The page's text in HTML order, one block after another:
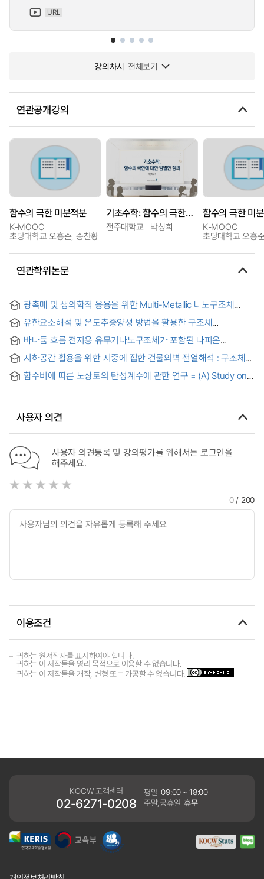
URL
강의차시 전체보기
연관공개강의
함수의 극한 미분적분
K-MOOC
초당대학교 오흥준, 송찬황
기초수학: 함수의 극한에 대한 엄밀한 정의
전주대학교 박성희
함수의 극한 미
K-MOOC
초당대학교 오흥
연관학위논문
광촉매 및 생의학적 응용을 위한 Multi-Metallic 나노구조체
유한요소해석 및 온도추종양생 방법을 활용한 구조체
Evaluation of Compressive Strength of Structural Concrete
Using Finite Element Hydration Analysis and Temperature-
Matched Curing
바나듐 흐름 전지용 유무기나노구조체가 포함된 나피온
지하공간 활용을 위한 지중에 접한 건물외벽 전열해석 : 구조체
covered underground wall for basement floor : focused on
함수비에 따른 노상토의 탄성계수에 관한 연구 = (A) Study on
사용자 의견
사용자 의견등록 및 강의평가를 위해서는 로그인을
해주세요.
0/ 200
이용조건
귀하는 원저작자를 표시하여야 합니다.
귀하는 이 저작물을 영리 목적으로 이용할 수 없습니다.
귀하는 이 저작물을 개작, 변형 또는 가공할 수 없습니다.
KOCW 고객센터
02-6271-0208
평일 09:00 ~ 18:00
주말,공휴일 휴무